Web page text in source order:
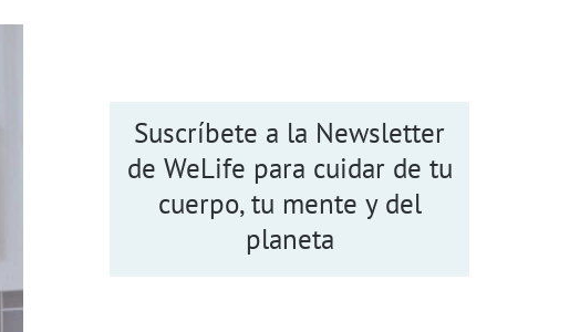
Suscríbete a la Newsletter
de WeLife para cuidar de tu
cuerpo, tu mente y del
planeta